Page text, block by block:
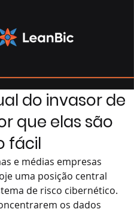
do invasor de
que elas são
fácil
e médias empresas
uma posição central
de risco cibernético.
os dados